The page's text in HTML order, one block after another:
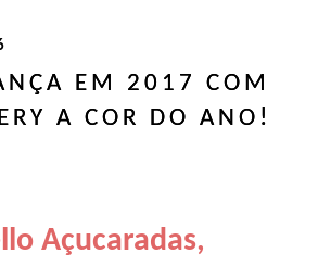
EM 2017 COM
A COR DO ANO!
Açucaradas,